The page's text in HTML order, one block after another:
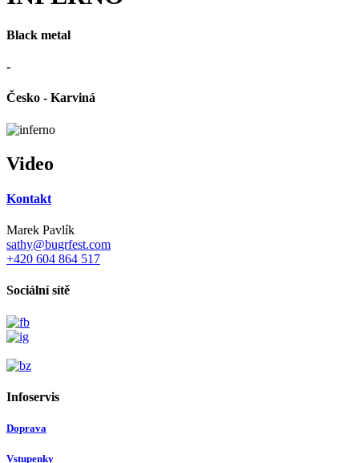
Black metal
-
Česko - Karviná
Video
Kontakt
Marek Pavlík
sathy@bugrfest.com
+420 604 864 517
Sociální sítě
Infoservis
Doprava
Vstupenky